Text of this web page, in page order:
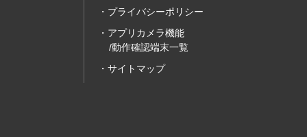
プライバシーポリシー
アプリカメラ機能
/動作確認端末一覧
サイトマップ